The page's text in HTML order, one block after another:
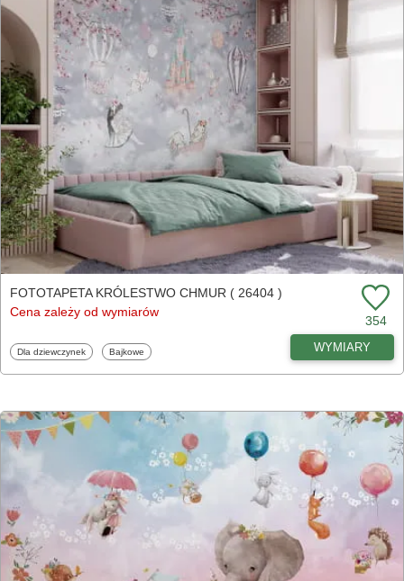
FOTOTAPETA KRÓLESTWO CHMUR ( 26404 )
Cena zależy od wymiarów
354
Fototapety
Dla dziewczynek Fototapety
Bajkowe WYMIARY